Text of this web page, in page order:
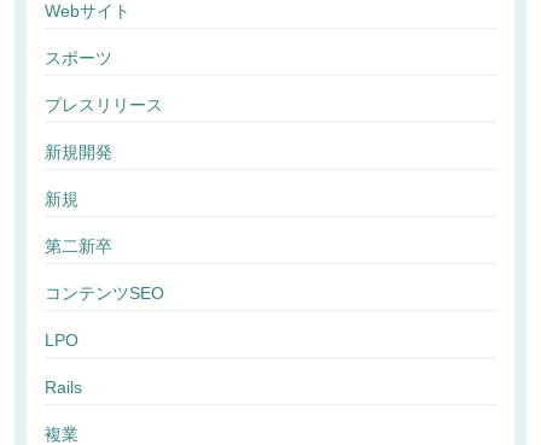
Webサイト
スポーツ
プレスリリース
新規開発
新規
第二新卒
コンテンツSEO
LPO
Rails
複業